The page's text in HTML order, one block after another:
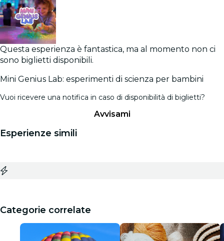
Questa esperienza è fantastica, ma al momento non ci
sono biglietti disponibili.
Mini Genius Lab: esperimenti di scienza per bambini
Vuoi ricevere una notifica in caso di disponibilità di biglietti?
Avvisami
Esperienze simili
Categorie correlate